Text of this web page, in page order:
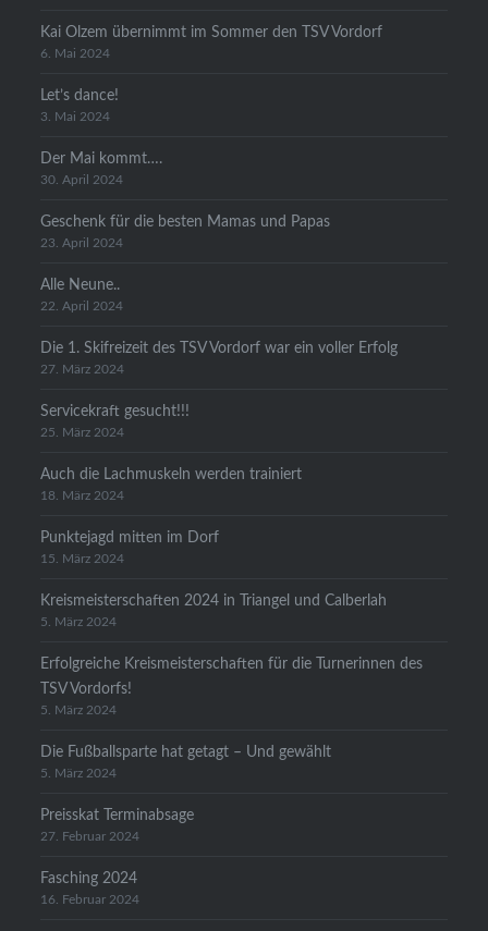
Kai Olzem übernimmt im Sommer den TSV Vordorf
6. Mai 2024
Let’s dance!
3. Mai 2024
Der Mai kommt….
30. April 2024
Geschenk für die besten Mamas und Papas
23. April 2024
Alle Neune..
22. April 2024
Die 1. Skifreizeit des TSV Vordorf war ein voller Erfolg
27. März 2024
Servicekraft gesucht!!!
25. März 2024
Auch die Lachmuskeln werden trainiert
18. März 2024
Punktejagd mitten im Dorf
15. März 2024
Kreismeisterschaften 2024 in Triangel und Calberlah
5. März 2024
Erfolgreiche Kreismeisterschaften für die Turnerinnen des
TSV Vordorfs!
5. März 2024
Die Fußballsparte hat getagt – Und gewählt
5. März 2024
Preisskat Terminabsage
27. Februar 2024
Fasching 2024
16. Februar 2024